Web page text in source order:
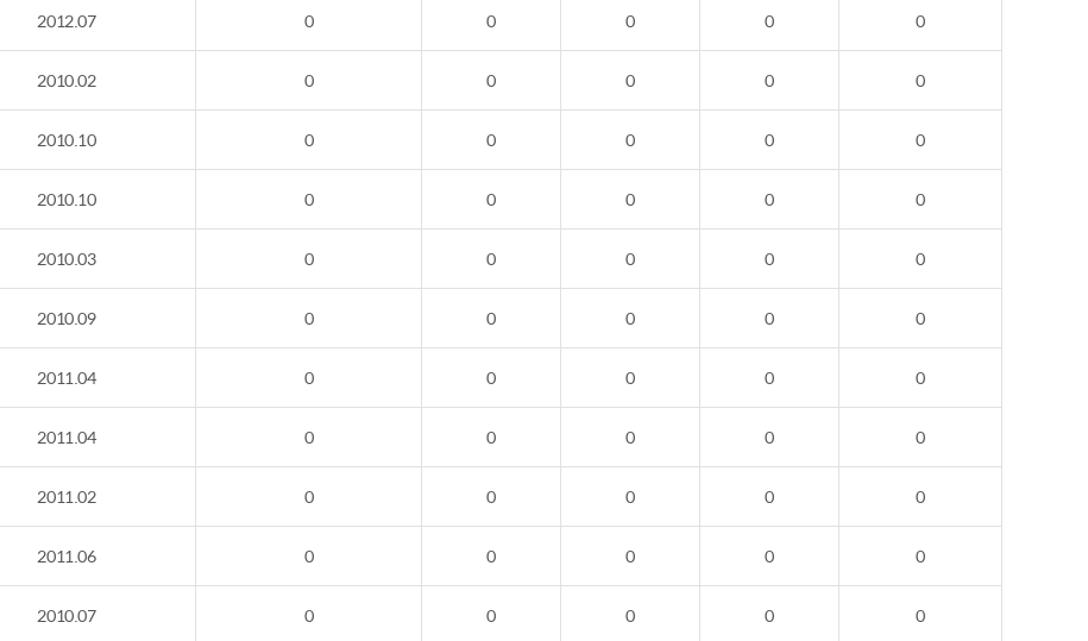
2012.07 0 0 0 0 0
2010.02 0 0 0 0 0
2010.10 0 0 0 0 0
2010.10 0 0 0 0 0
2010.03 0 0 0 0 0
2010.09 0 0 0 0 0
2011.04 0 0 0 0 0
2011.04 0 0 0 0 0
2011.02 0 0 0 0 0
2011.06 0 0 0 0 0
2010.07 0 0 0 0 0